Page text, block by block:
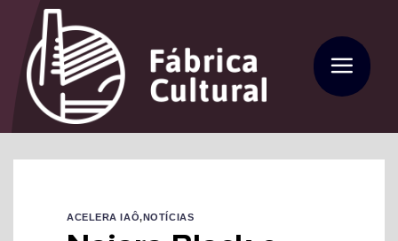
content
ACELERA IAÔ,NOTÍCIAS